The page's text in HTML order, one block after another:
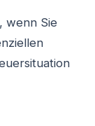
wenn Sie